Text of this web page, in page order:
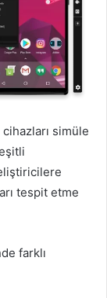
simüle
tespit etme
farklı